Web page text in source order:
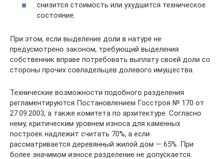
снизится стоимость или ухудшится техническое
состояние.
При этом, если выделение доли в натуре не
предусмотрено законом, требующий выделения
собственник вправе потребовать выплату своей доли со
стороны прочих совладельцев долевого имущества.
Технические возможности подобного разделения
регламентируются Постановлением Госстроя № 170 от
27.09.2003, а также комитета по архитектуре. Согласно
нему, критическим уровнем износа для каменных
построек надлежит считать 70%, а если
рассматривается деревянный жилой дом — 65%. При
более значимом износе разделение не допускается.